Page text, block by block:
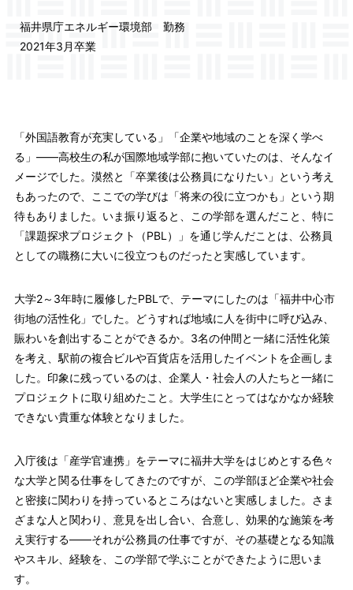
福井県庁エネルギー環境部 勤務
2021年3月卒業
「外国語教育が充実している」「企業や地域のことを深く学べ
る」――高校生の私が国際地域学部に抱いていたのは、そんなイ
メージでした。漠然と「卒業後は公務員になりたい」という考え
もあったので、ここでの学びは「将来の役に立つかも」という期
待もありました。いま振り返ると、この学部を選んだこと、特に
「課題探求プロジェクト（PBL）」を通じ学んだことは、公務員
としての職務に大いに役立つものだったと実感しています。
大学2～3年時に履修したPBLで、テーマにしたのは「福井中心市
街地の活性化」でした。どうすれば地域に人を街中に呼び込み、
賑わいを創出することができるか。3名の仲間と一緒に活性化策
を考え、駅前の複合ビルや百貨店を活用したイベントを企画しま
した。印象に残っているのは、企業人・社会人の人たちと一緒に
プロジェクトに取り組めたこと。大学生にとってはなかなか経験
できない貴重な体験となりました。
入庁後は「産学官連携」をテーマに福井大学をはじめとする色々
な大学と関る仕事をしてきたのですが、この学部ほど企業や社会
と密接に関わりを持っているところはないと実感しました。さま
ざまな人と関わり、意見を出し合い、合意し、効果的な施策を考
え実行する――それが公務員の仕事ですが、その基礎となる知識
やスキル、経験を、この学部で学ぶことができたように思いま
す。